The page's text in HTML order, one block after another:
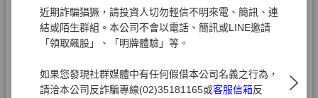
近期詐騙猖獗，請投資人切勿輕信不明來電、簡訊、連
結或陌生群組。本公司不會以電話、簡訊或LINE邀請
「領取飆股」、「明牌體驗」等。
如果您發現社群媒體中有任何假借本公司名義之行為，
請洽本公司反詐騙專線(02)35181165或客服信箱反